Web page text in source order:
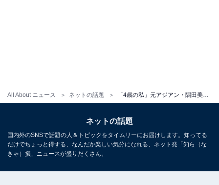
All About ニュース ネットの話題
ネットの話題
国内外のSNSで話題の人＆トピックをタイムリーにお届けします。知ってる
だけでちょっと得する、なんだか楽しい気分になれる、ネット発「知ら（な
きゃ）損」ニュースが盛りだくさん。